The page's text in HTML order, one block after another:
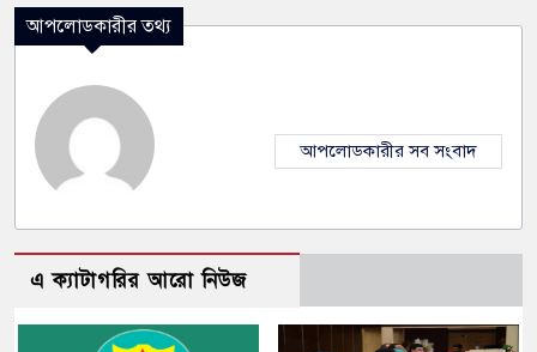
আপলোডকারীর তথ্য
আপলোডকারীর সব সংবাদ
এ ক্যাটাগরির আরো নিউজ